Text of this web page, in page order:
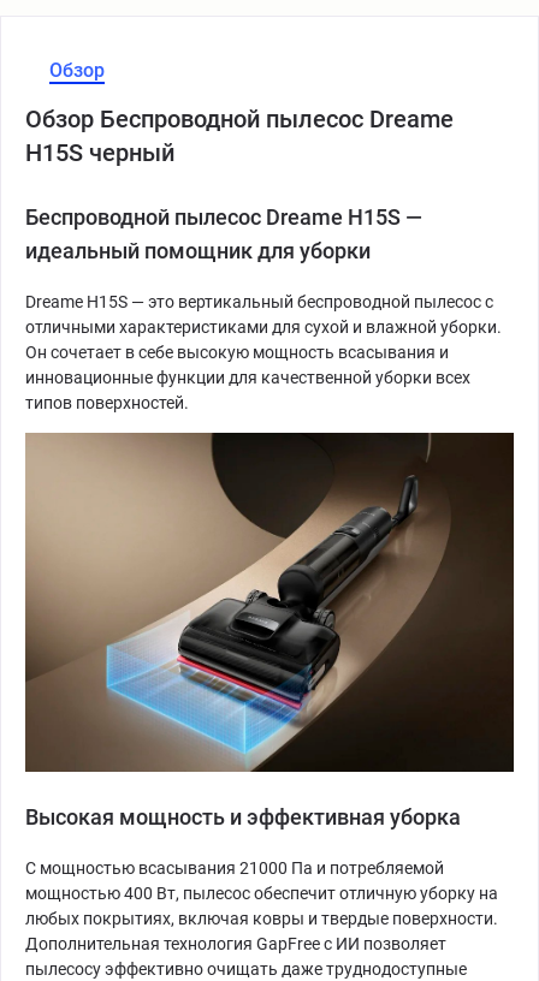
Обзор
Обзор Беспроводной пылесос Dreame
H15S черный
Беспроводной пылесос Dreame H15S —
идеальный помощник для уборки
Dreame H15S — это вертикальный беспроводной пылесос с
отличными характеристиками для сухой и влажной уборки.
Он сочетает в себе высокую мощность всасывания и
инновационные функции для качественной уборки всех
типов поверхностей.
Высокая мощность и эффективная уборка
С мощностью всасывания 21000 Па и потребляемой
мощностью 400 Вт, пылесос обеспечит отличную уборку на
любых покрытиях, включая ковры и твердые поверхности.
Дополнительная технология GapFree с ИИ позволяет
пылесосу эффективно очищать даже труднодоступные